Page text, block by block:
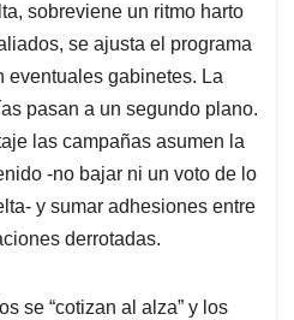
sobreviene un ritmo harto
se ajusta el programa
eventuales gabinetes. La
pasan a un segundo plano.
las campañas asumen la
-no bajar ni un voto de lo
y sumar adhesiones entre
derrotadas.
se “cotizan al alza” y los